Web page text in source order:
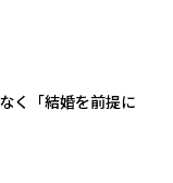
く「結婚を前提に